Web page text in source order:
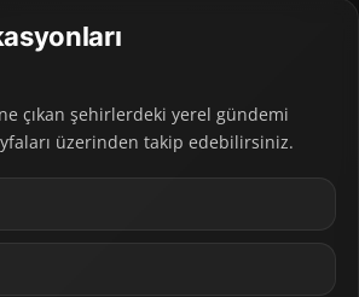
çıkan şehirlerdeki yerel gündemi
üzerinden takip edebilirsiniz.